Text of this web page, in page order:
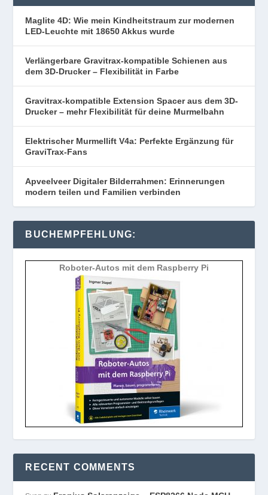
Maglite 4D: Wie mein Kindheitstraum zur modernen
LED-Leuchte mit 18650 Akkus wurde
Verlängerbare Gravitrax-kompatible Schienen aus
dem 3D-Drucker – Flexibilität in Farbe
Gravitrax-kompatible Extension Spacer aus dem 3D-
Drucker – mehr Flexibilität für deine Murmelbahn
Elektrischer Murmellift V4a: Perfekte Ergänzung für
GraviTrax-Fans
Apveelveer Digitaler Bilderrahmen: Erinnerungen
modern teilen und Familien verbinden
BUCHEMPFEHLUNG:
Roboter-Autos mit dem Raspberry Pi
RECENT COMMENTS